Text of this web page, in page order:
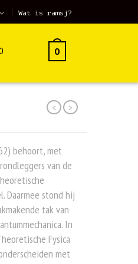
Wat is ramsj?
0
< >
behoort, met
van de
Daarmee stond hij
tak van
In
Fysica
met